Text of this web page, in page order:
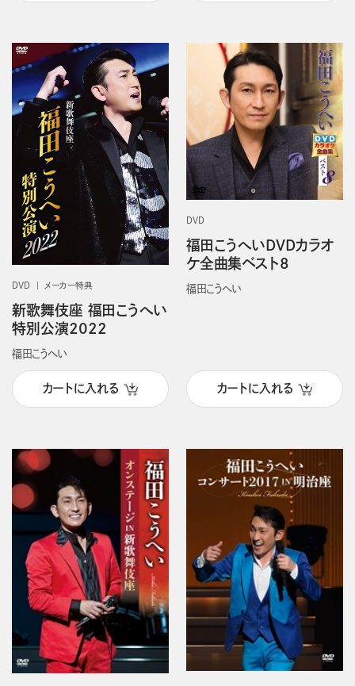
DVD メーカー特典
新歌舞伎座 福田こうへい
特別公演2022
福田こうへい
カートに入れる
DVD
福田こうへいDVDカラオ
ケ全曲集ベスト8
福田こうへい
カートに入れる